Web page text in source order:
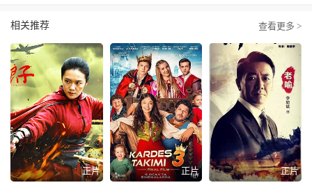
彼此温暖疲惫的心灵。某天，栗原获得了回到母校医科大学深造的机会，
暂无内容本片为原上野地区的医生夏川草介的同名原作改编。
相关推荐 查看更多 >
正片
正片
正片